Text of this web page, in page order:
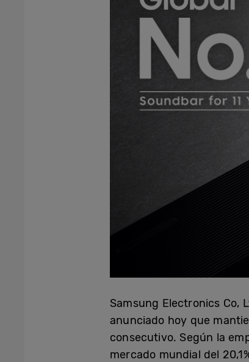
Samsung Electronics Co,
anunciado hoy que
consecutivo. Según la
mercado mundial del